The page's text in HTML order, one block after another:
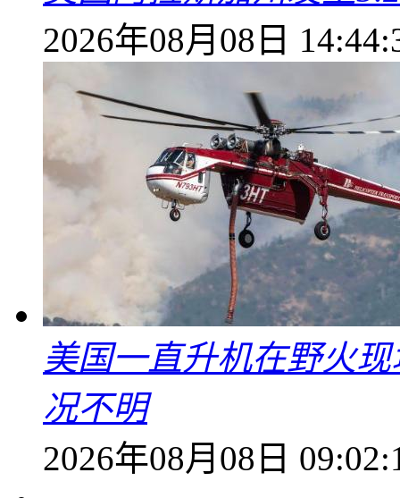
2026年08月08日
美国一直升机在野火
况不明
2026年08月08日